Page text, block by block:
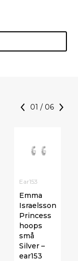
01 / 06
Ear153
Emma
Israelsson
Princess
hoops
små
Silver –
ear153